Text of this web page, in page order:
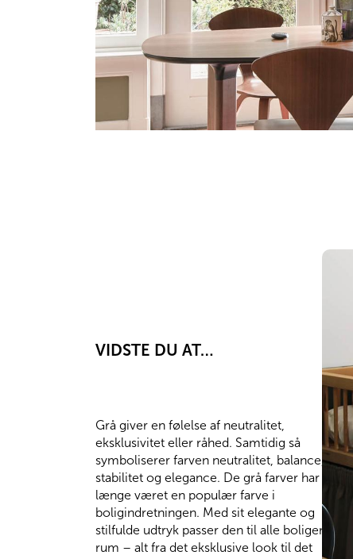
VIDSTE DU AT…
Grå giver en følelse af neutralitet,
eksklusivitet eller råhed. Samtidig så
symboliserer farven neutralitet, balance,
stabilitet og elegance. De grå farver har
længe været en populær farve i
boligindretningen. Med sit elegante og
stilfulde udtryk passer den til alle boligens
rum – alt fra det eksklusive look til det